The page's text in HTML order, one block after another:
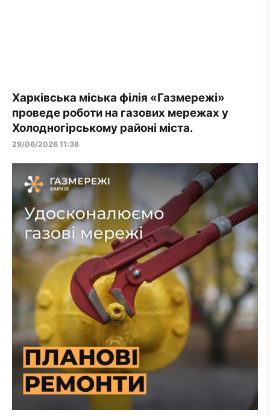
Харківська міська філія «Газмережі»
проведе роботи на газових мережах у
Холодногірському районі міста.
29/06/2026 11:38